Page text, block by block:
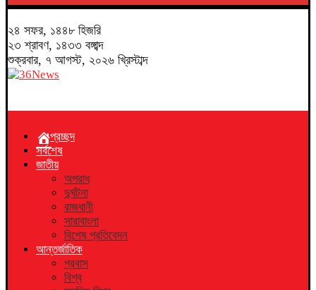
২৪ সফর, ১৪৪৮ হিজরি
২৩ শ্রাবণ, ১৪৩৩ বঙ্গাব্দ
শুক্রবার, ৭ আগস্ট, ২০২৬ খ্রিস্টাব্দ
প্রচ্ছদ
সর্বশেষ
জাতীয়
অপরাধ
দুর্ঘটনা
রাজধানী
সারাবাংলা
বিশেষ প্রতিবেদন
আন্তর্জাতিক
প্রবাস
বিশ্ব